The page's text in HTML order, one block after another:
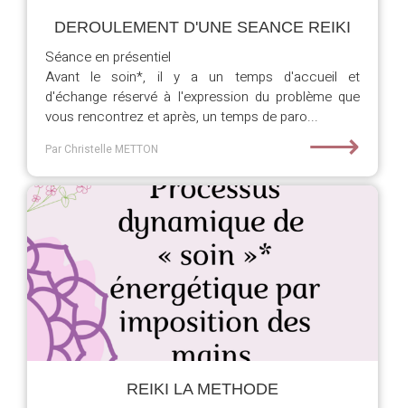
DEROULEMENT D'UNE SEANCE REIKI
Séance en présentiel
Avant le soin*, il y a un temps d'accueil et
d'échange réservé à l'expression du problème que
vous rencontrez et après, un temps de paro...
Par Christelle METTON ⟶
REIKI LA METHODE